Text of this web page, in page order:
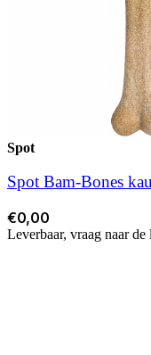
Spot
Spot Bam-Bones
€0,00
Leverbaar, vraag naar de